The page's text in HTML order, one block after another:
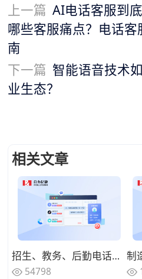
上一篇 AI电话客服到
哪些客服痛点？电话
南
下一篇 智能语音技术
业生态？
相关文章
招生、教务、后勤电话混在一起，高校热线电话为何总是“谁都不满意”？
54798